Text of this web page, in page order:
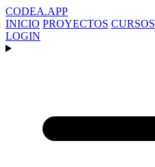
CODEA.APP
INICIO PROYECTOS CURSOS
LOGIN